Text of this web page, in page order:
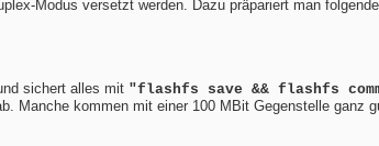
Modus versetzt werden. Dazu präpariert man folgende
sichert alles mit "flashfs save && flashfs
Manche kommen mit einer 100 MBit Gegenstelle ganz